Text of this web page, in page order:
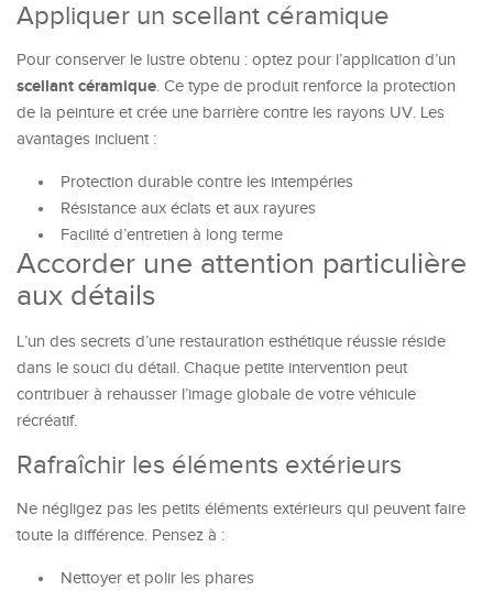
Appliquer un scellant céramique
Pour conserver le lustre obtenu : optez pour l’application d’un
scellant céramique. Ce type de produit renforce la protection
de la peinture et crée une barrière contre les rayons UV. Les
avantages incluent :
Protection durable contre les intempéries
Résistance aux éclats et aux rayures
Facilité d’entretien à long terme
Accorder une attention particulière
aux détails
L’un des secrets d’une restauration esthétique réussie réside
dans le souci du détail. Chaque petite intervention peut
contribuer à rehausser l’image globale de votre véhicule
récréatif.
Rafraîchir les éléments extérieurs
Ne négligez pas les petits éléments extérieurs qui peuvent faire
toute la différence. Pensez à :
Nettoyer et polir les phares